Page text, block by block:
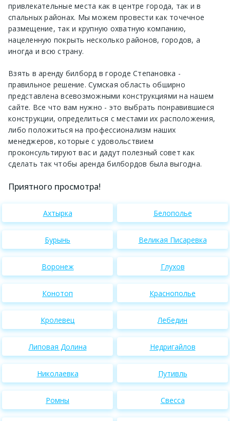
привлекательные места как в центре города, так и в
спальных районах. Мы можем провести как точечное
размещение, так и крупную охватную компанию,
нацеленную покрыть несколько районов, городов, а
иногда и всю страну.
Взять в аренду билборд в городе Степановка -
правильное решение. Сумская область обширно
представлена всевозможными конструкциями на нашем
сайте. Все что вам нужно - это выбрать понравившиеся
конструкции, определиться с местами их расположения,
либо положиться на профессионализм наших
менеджеров, которые с удовольствием
проконсультируют вас и дадут полезный совет как
сделать так чтобы аренда билбордов была выгодна.
Приятного просмотра!
Ахтырка Белополье
Бурынь Великая Писаревка
Воронеж Глухов
Конотоп Краснополье
Кролевец Лебедин
Липовая Долина Недригайлов
Николаевка Путивль
Ромны Свесса